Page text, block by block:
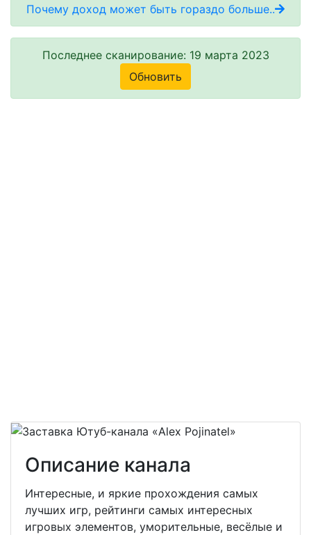
Почему доход может быть гораздо больше..
Последнее сканирование: 19 марта 2023
Обновить
Описание канала
Интересные, и яркие прохождения самых
лучших игр, рейтинги самых интересных
игровых элементов, уморительные, весёлые и